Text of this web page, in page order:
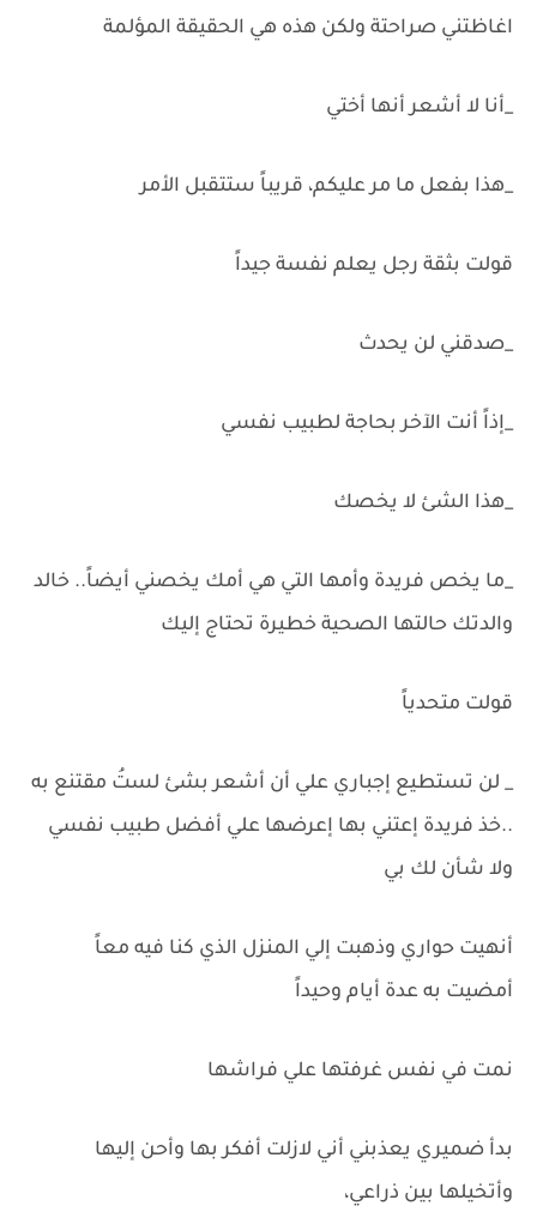
اغاظتني صراحتة ولكن هذه هي الحقيقة المؤلمة
_أنا لا أشعر أنها أختي
_هذا بفعل ما مر عليكم، قريباً ستتقبل الأمر
قولت بثقة رجل يعلم نفسة جيداً
_صدقني لن يحدث
_إذاً أنت الآخر بحاجة لطبيب نفسي
_هذا الشئ لا يخصك
_ما يخص فريدة وأمها التي هي أمك يخصني أيضاً.. خالد
والدتك حالتها الصحية خطيرة تحتاج إليك
قولت متحدياً
_ لن تستطيع إجباري علي أن أشعر بشئ لستُ مقتنع به
..خذ فريدة إعتني بها إعرضها علي أفضل طبيب نفسي
ولا شأن لك بي
أنهيت حواري وذهبت إلي المنزل الذي كنا فيه معاً
أمضيت به عدة أيام وحيداً
نمت في نفس غرفتها علي فراشها
بدأ ضميري يعذبني أني لازلت أفكر بها وأحن إليها
وأتخيلها بين ذراعي،